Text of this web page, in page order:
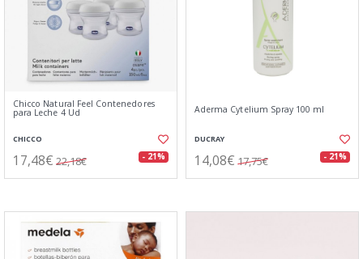
Chicco Natural Feel Contenedores
para Leche 4 Ud
CHICCO
17,48€ 22,18€ - 21%
Aderma Cytelium Spray 100 ml
DUCRAY
14,08€ 17,75€ - 21%